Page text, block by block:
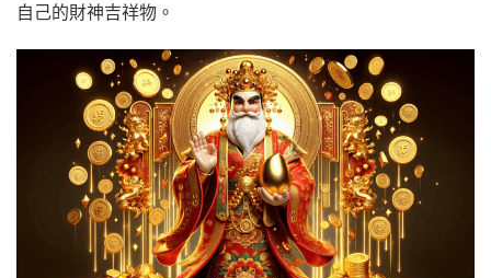
自己的財神吉祥物。